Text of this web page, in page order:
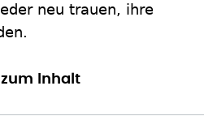
neu trauen, ihre
zum Inhalt